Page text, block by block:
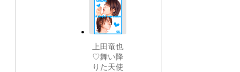
上田竜也
♡舞い降
りた天使